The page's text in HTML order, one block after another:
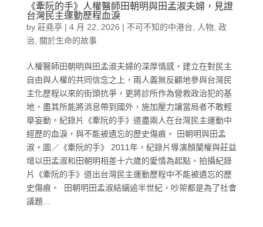
《牽阮的手》人權醫師田朝明與田孟淑夫婦，見證
台灣民主運動歷程血淚
by 莊堯亭| 4 月 22, 2026 | 不可不知的中港台 人物, 政
治
關於生命的故事
人權醫師田朝明與田孟淑夫婦的深厚情感，建立在對民主
自由與人權的共同信念之上，兩人義無反顧地參與台灣民
主化歷程以來的街頭抗爭，更將診所作為營救政治犯的基
地，盡其所能將消息帶到國外，施加壓力讓當局者不敢輕
舉妄動。紀錄片《牽阮的手》道盡兩人在台灣民主運動中
經歷的血淚，與不能被遺忘的歷史傷痕。 田朝明與田孟
淑。圖／《牽阮的手》 2011年，紀錄片導演顏蘭權與莊益
增以田孟淑和田朝明相差十六歲的愛情為起點，拍攝紀錄
片《牽阮的手》道出台灣民主運動歷程中不能被遺忘的歷
史傷痕。 田朝明田孟淑結縭逾半世紀，吵架都是為了社會
議題...